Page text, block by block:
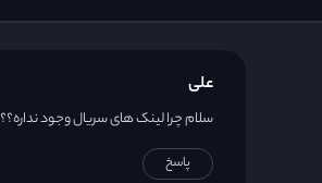
علی
سلام چرا لینک های سریال وجود نداره؟؟
پاسخ